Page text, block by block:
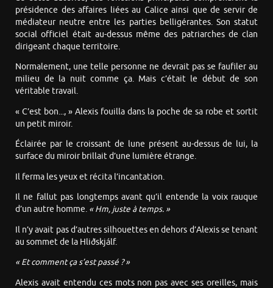
présidence des affaires liées au Calice ainsi que de servir de
médiateur neutre entre les parties belligérantes. Son statut
social officiel était au-dessus même des patriarches de clan
dirigeant chaque territoire.
Normalement, une telle personne ne devrait pas se faufiler au
milieu de la nuit comme ça. Mais c’était le début de son
véritable travail.
« C’est bon..., » Alexis fouilla dans la poche de sa robe et sortit
un petit miroir.
Éclairée par le croissant de lune présent au-dessus de lui, la
surface du miroir brillait d’une lumière étrange.
Il ferma les yeux et récita l’incantation.
Il ne fallut pas longtemps avant qu’il entende la voix rauque
d’un autre homme. « Hm, juste à temps. »
Il n’y avait pas d’autres silhouettes en dehors d’Alexis se tenant
au sommet de la Hliðskjálf.
« Et comment ça s’est passé ? »
Alexis avait entendu ces mots non pas avec ses oreilles, mais